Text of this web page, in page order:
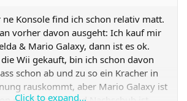
ne Konsole find ich schon relativ matt.
vorher davon ausgeht: Ich kauf mir
& Mario Galaxy, dann ist es ok.
Wii gekauft, bin ich schon davon
schon ab und zu so ein Kracher in
rauskommt, aber Mario Galaxy ist
Click to expand...